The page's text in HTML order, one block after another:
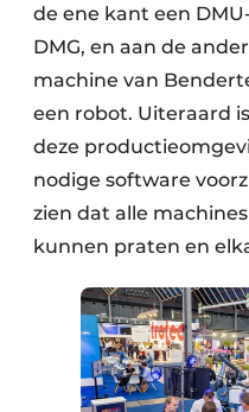
de ene kant een
DMG, en aan de
machine van
een robot. Uiteraard
deze
nodige software
zien dat alle
kunnen praten en